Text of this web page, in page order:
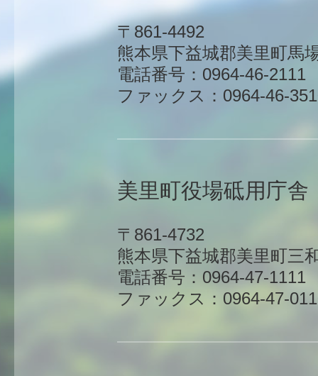
〒861-4492
熊本県下益城郡美里町馬
電話番号：0964-46-2111
ファックス：0964-46-
美里町役場砥用庁舎
〒861-4732
熊本県下益城郡美里町三
電話番号：0964-47-1111
ファックス：0964-47-